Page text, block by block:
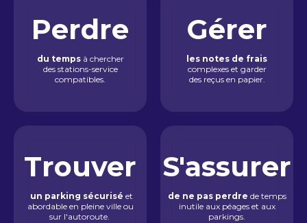
Perdre
du tempsà chercher
des stations-service
compatibles.
Gérer
les notes de frais
complexes et garder
des reçus en papier.
Trouver
un parking sécurisé et
abordable en pleine ville ou
sur l'autoroute.
S'assurer
de ne pas perdre de temps
inutile aux péages et aux
parkings.